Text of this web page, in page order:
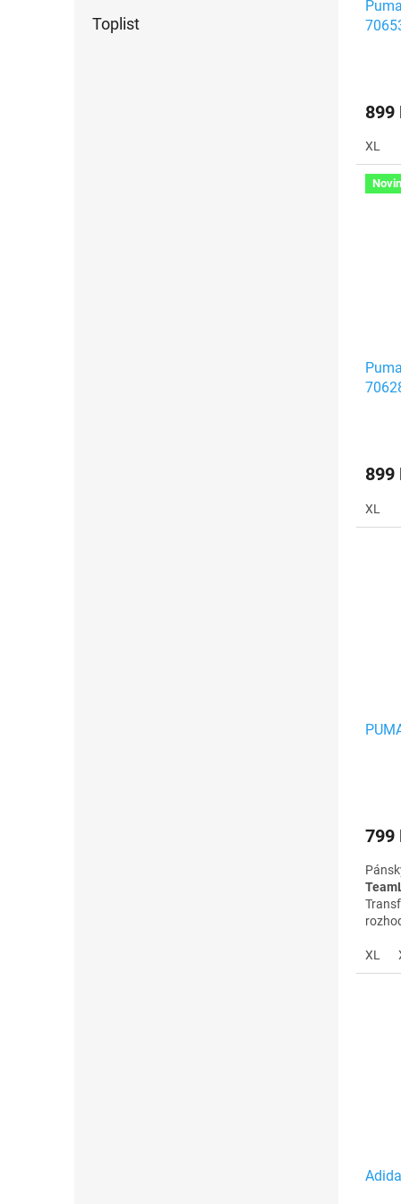
Toplist
899
XL
899
XL
799
na
zip.
XL